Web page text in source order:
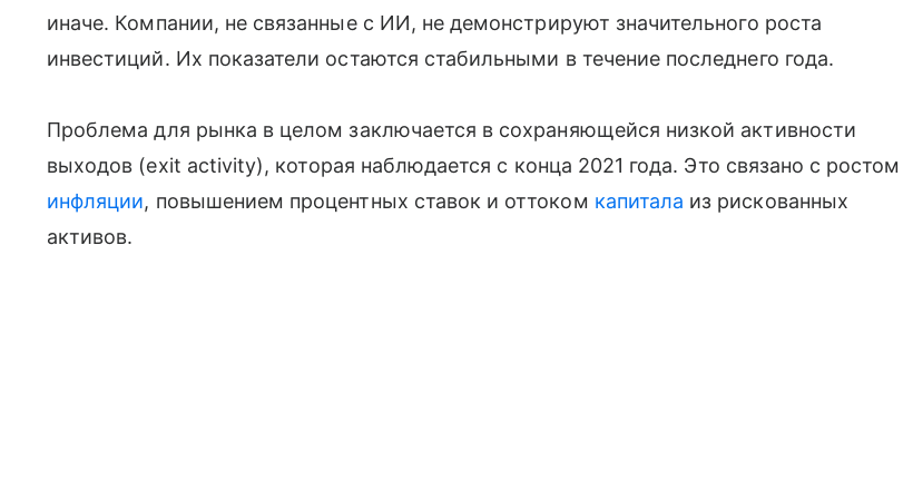
иначе. Компании, не связанные с ИИ, не демонстрируют значительного роста
инвестиций. Их показатели остаются стабильными в течение последнего года.
Проблема для рынка в целом заключается в сохраняющейся низкой активности
выходов (exit activity), которая наблюдается с конца 2021 года. Это связано с ростом
инфляции, повышением процентных ставок и оттоком капитала из рискованных
активов.